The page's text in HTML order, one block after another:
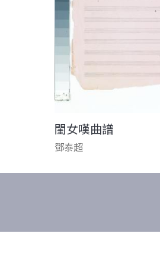
閨女嘆曲譜
鄧泰超